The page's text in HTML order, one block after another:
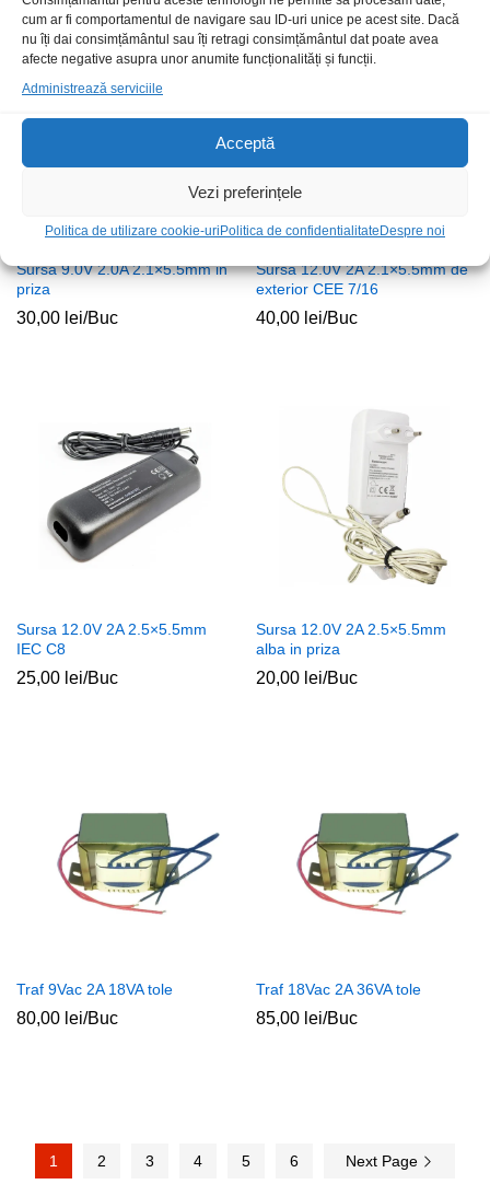
cum ar fi comportamentul de navigare sau ID-uri unice pe acest site. Dacă
nu îți dai consimțământul sau îți retragi consimțământul dat poate avea
afecte negative asupra unor anumite funcționalități și funcții.
Administrează serviciile
Acceptă
Vezi preferințele
Politica de utilizare cookie-uri Politica de confidentialitate Despre noi
Sursa 9.0V 2.0A 2.1×5.5mm in
priza
30,00 lei/Buc
Sursa 12.0V 2A 2.1×5.5mm de
exterior CEE 7/16
40,00 lei/Buc
Sursa 12.0V 2A 2.5×5.5mm
IEC C8
25,00 lei/Buc
Sursa 12.0V 2A 2.5×5.5mm
alba in priza
20,00 lei/Buc
Traf 9Vac 2A 18VA tole
80,00 lei/Buc
Traf 18Vac 2A 36VA tole
85,00 lei/Buc
1 2 3 4 5 6 Next Page